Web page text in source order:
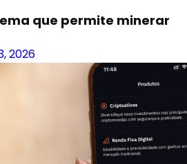
que permite minerar
2026